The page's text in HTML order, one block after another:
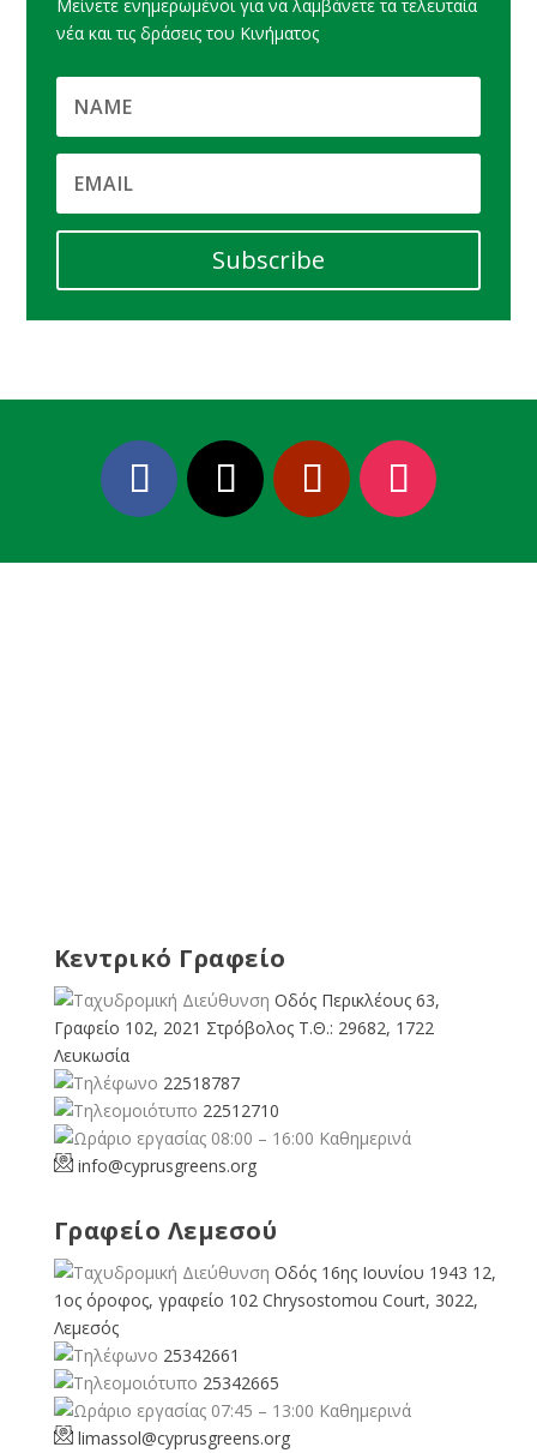
Μείνετε ενημερωμένοι για να λαμβάνετε τα τελευταία
νέα και τις δράσεις του Κινήματος
Subscribe
Κεντρικό Γραφείο
Οδός Περικλέους 63,
Γραφείο 102, 2021 Στρόβολος Τ.Θ.: 29682, 1722
Λευκωσία
22518787
22512710
08:00 – 16:00 Καθημερινά
info@cyprusgreens.org
Γραφείο Λεμεσού
Οδός 16ης Ιουνίου 1943 12,
1ος όροφος, γραφείο 102 Chrysostomou Court, 3022,
Λεμεσός
25342661
25342665
07:45 – 13:00 Καθημερινά
limassol@cyprusgreens.org